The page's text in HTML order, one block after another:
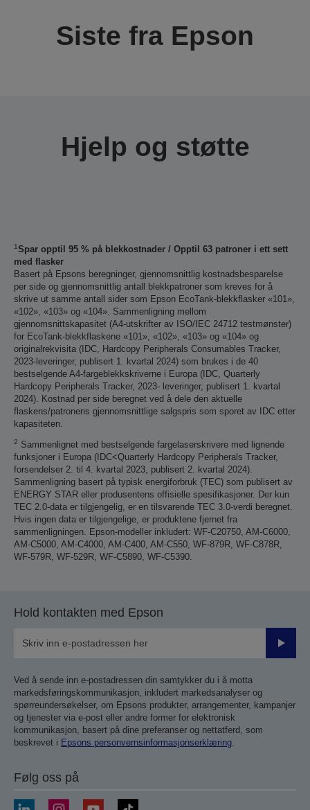
Siste fra Epson
Hjelp og støtte
1Spar opptil 95 % på blekkostnader / Opptil 63 patroner i ett sett
med flasker
Basert på Epsons beregninger, gjennomsnittlig kostnadsbesparelse
per side og gjennomsnittlig antall blekkpatroner som kreves for å
skrive ut samme antall sider som Epson EcoTank-blekkflasker «101»,
«102», «103» og «104». Sammenligning mellom
gjennomsnittskapasitet (A4-utskrifter av ISO/IEC 24712 testmønster)
for EcoTank-blekkflaskene «101», «102», «103» og «104» og
originalrekvisita (IDC, Hardcopy Peripherals Consumables Tracker,
2023-leveringer, publisert 1. kvartal 2024) som brukes i de 40
bestselgende A4-fargeblekkskriverne i Europa (IDC, Quarterly
Hardcopy Peripherals Tracker, 2023- leveringer, publisert 1. kvartal
2024). Kostnad per side beregnet ved å dele den aktuelle
flaskens/patronens gjennomsnittlige salgspris som sporet av IDC etter
kapasiteten.
2 Sammenlignet med bestselgende fargelaserskrivere med lignende
funksjoner i Europa (IDC<Quarterly Hardcopy Peripherals Tracker,
forsendelser 2. til 4. kvartal 2023, publisert 2. kvartal 2024).
Sammenligning basert på typisk energiforbruk (TEC) som publisert av
ENERGY STAR eller produsentens offisielle spesifikasjoner. Der kun
TEC 2.0-data er tilgjengelig, er en tilsvarende TEC 3.0-verdi beregnet.
Hvis ingen data er tilgjengelige, er produktene fjernet fra
sammenligningen. Epson-modeller inkludert: WF-C20750, AM-C6000,
AM-C5000, AM-C4000, AM-C400, AM-C550, WF-879R, WF-C878R,
WF-579R, WF-529R, WF-C5890, WF-C5390.
Hold kontakten med Epson
Send
Ved å sende inn e-postadressen din samtykker du i å motta
markedsføringskommunikasjon, inkludert markedsanalyser og
spørreundersøkelser, om Epsons produkter, arrangementer, kampanjer
og tjenester via e-post eller andre former for elektronisk
kommunikasjon, basert på dine preferanser og nettatferd, som
beskrevet i Epsons personvernsinformasjonserklæring.
Følg oss på